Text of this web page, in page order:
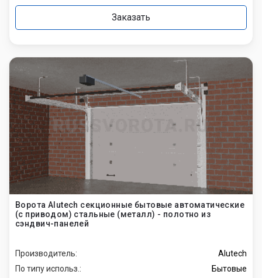
Заказать
Ворота Alutech секционные бытовые автоматические
(с приводом) стальные (металл) - полотно из
сэндвич-панелей
Производитель:
Alutech
По типу использ.:
Бытовые